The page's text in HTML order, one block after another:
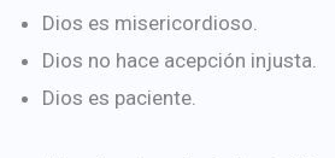
Dios es misericordioso.
Dios no hace acepción injusta.
Dios es paciente.